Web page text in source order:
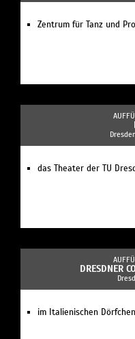
Zentrum für Tanz und
das Theater der TU
DRESDNER
im Italienischen Dörfchen